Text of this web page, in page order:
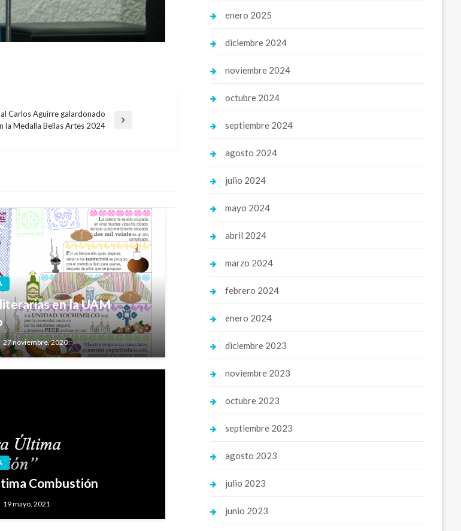
Carlos Aguirre galardonado
la Medalla Bellas Artes 2024
en la UAM
27 noviembre, 2020
Combustión
19 mayo, 2021
enero 2025
diciembre 2024
noviembre 2024
octubre 2024
septiembre 2024
agosto 2024
julio 2024
mayo 2024
abril 2024
marzo 2024
febrero 2024
enero 2024
diciembre 2023
noviembre 2023
octubre 2023
septiembre 2023
agosto 2023
julio 2023
junio 2023